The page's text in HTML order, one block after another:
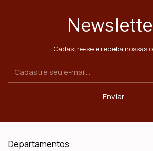
Cadastre-se e receba nossas
Departamentos